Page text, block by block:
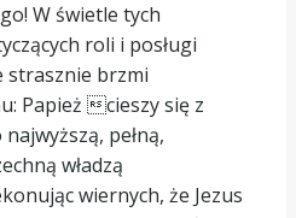
W świetle tych
roli i posługi
strasznie brzmi
Papież cieszy się z
pełną,
władzą
wiernych, że Jezus